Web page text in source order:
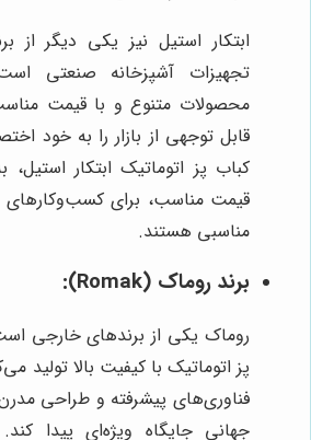
ابتکار استیل نیز یکی دیگر از
تجهیزات آشپزخانه صنعتی
محصولات متنوع و با قیمت
قابل توجهی از بازار را به خود
کباب پز اتوماتیک ابتکار
قیمت مناسب، برای
مناسبی هستند.
برند روماک (Romak):
روماک یکی از برندهای خارجی
پز اتوماتیک با کیفیت بالا تولید
فناوری‌های پیشرفته و طراحی
جهانی جایگاه ویژه‌ای پیدا